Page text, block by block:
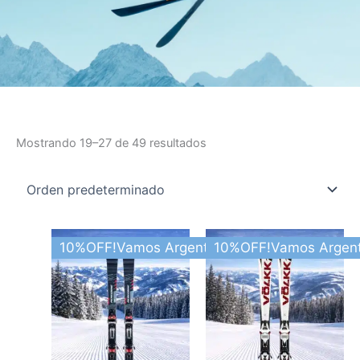
Mostrando 19–27 de 49 resultados
10%OFF!Vamos Argentina
Este
producto
tiene
varias
variantes.
Las
opciones
10%OFF!Vamos
Este
producto
tiene
varias
variantes.
Las
opciones